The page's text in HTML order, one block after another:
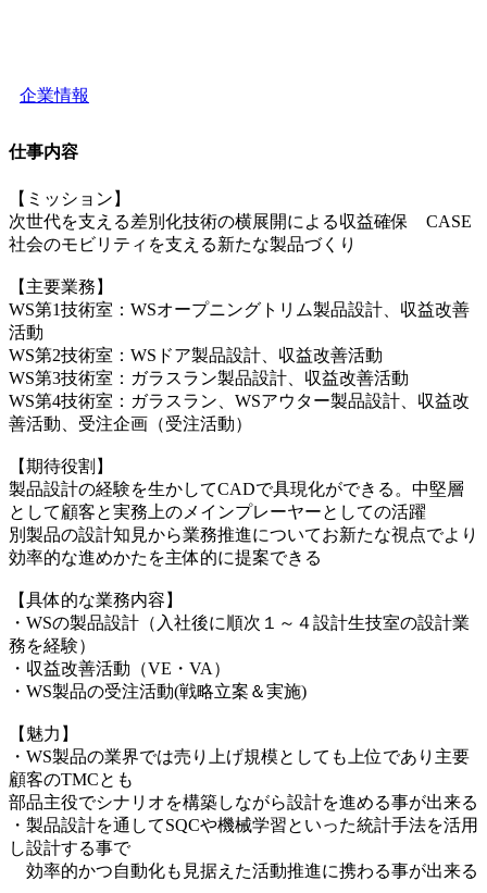
企業情報
仕事内容
【ミッション】
次世代を支える差別化技術の横展開による収益確保 CASE
社会のモビリティを支える新たな製品づくり
【主要業務】
WS第1技術室：WSオープニングトリム製品設計、収益改善
活動
WS第2技術室：WSドア製品設計、収益改善活動
WS第3技術室：ガラスラン製品設計、収益改善活動
WS第4技術室：ガラスラン、WSアウター製品設計、収益改
善活動、受注企画（受注活動）
【期待役割】
製品設計の経験を生かしてCADで具現化ができる。中堅層
として顧客と実務上のメインプレーヤーとしての活躍
別製品の設計知見から業務推進についてお新たな視点でより
効率的な進めかたを主体的に提案できる
【具体的な業務内容】
・WSの製品設計（入社後に順次１～４設計生技室の設計業
務を経験）
・収益改善活動（VE・VA）
・WS製品の受注活動(戦略立案＆実施)
【魅力】
・WS製品の業界では売り上げ規模としても上位であり主要
顧客のTMCとも
部品主役でシナリオを構築しながら設計を進める事が出来る
・製品設計を通してSQCや機械学習といった統計手法を活用
し設計する事で
効率的かつ自動化も見据えた活動推進に携わる事が出来る